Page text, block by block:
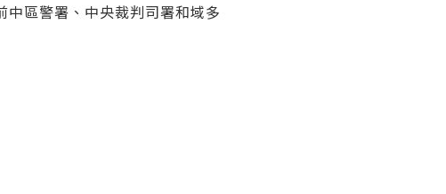
區警署、中央裁判司署和域多